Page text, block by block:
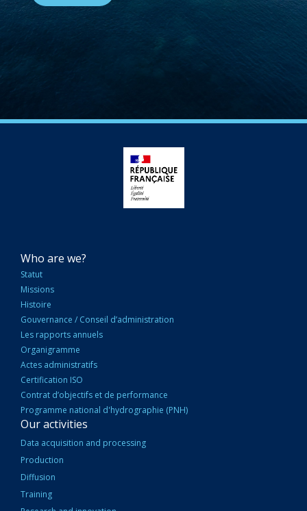
NAVIGATION
PRINCIPALE
Who are we?
Statut
Missions
Histoire
Gouvernance / Conseil d’administration
Les rapports annuels
Organigramme
Actes administratifs
Certification ISO
Contrat d’objectifs et de performance
Programme national d'hydrographie (PNH)
Our activities
Data acquisition and processing
Production
Diffusion
Training